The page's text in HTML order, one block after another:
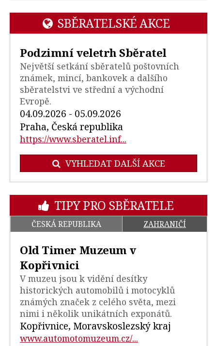
SBĚRATELSKÉ AKCE
Podzimní veletrh Sběratel
Největší setkání sběratelů poštovních
známek, mincí, bankovek a dalšího
sběratelstvi ve střední a východní
Evropě.
04.09.2026 - 05.09.2026
Praha, Česká republika
https://www.sberatel.inf...
VYHLEDAT DALŠÍ AKCE
TIPY PRO SBĚRATELE
ČESKÁ REPUBLIKA ZAHRANIČÍ
Old Timer Muzeum v
Kopřivnici
V muzeu jsou k vidění desítky
historických automobilů i motocyklů
známých značek z celého světa, mezi
nimi i několik unikátních exponátů.
Kopřivnice, Moravskoslezský kraj
www.automotomuzeum.cz/...